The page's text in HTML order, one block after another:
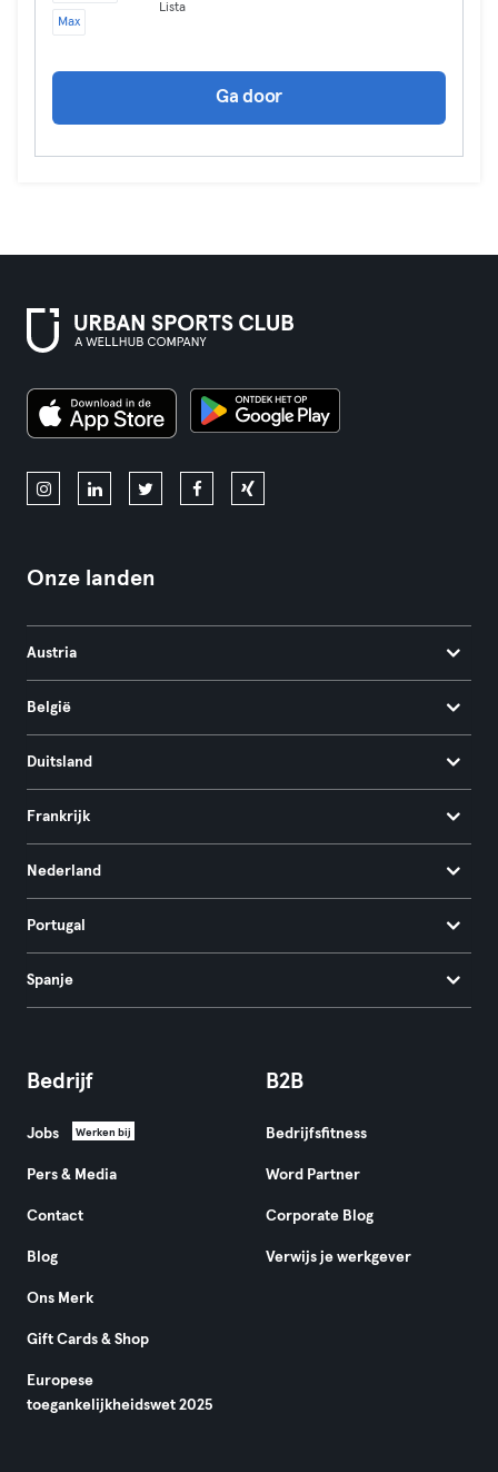
Max
Lista
Ga door
Onze landen
Austria
België
Duitsland
Frankrijk
Nederland
Portugal
Spanje
Bedrijf
Jobs Werken bij
Pers & Media
Contact
Blog
Ons Merk
Gift Cards & Shop
Europese
toegankelijkheidswet 2025
B2B
Bedrijfsfitness
Word Partner
Corporate Blog
Verwijs je werkgever